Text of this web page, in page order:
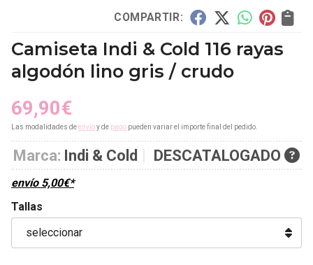
COMPARTIR:
Camiseta Indi & Cold 116 rayas
algodón lino gris / crudo
69,90€
Las modalidades deenvíoy de pago pueden variar el importe final del pedido.
Marca: Indi & Cold DESCATALOGADO
envío 5,00€*
Tallas